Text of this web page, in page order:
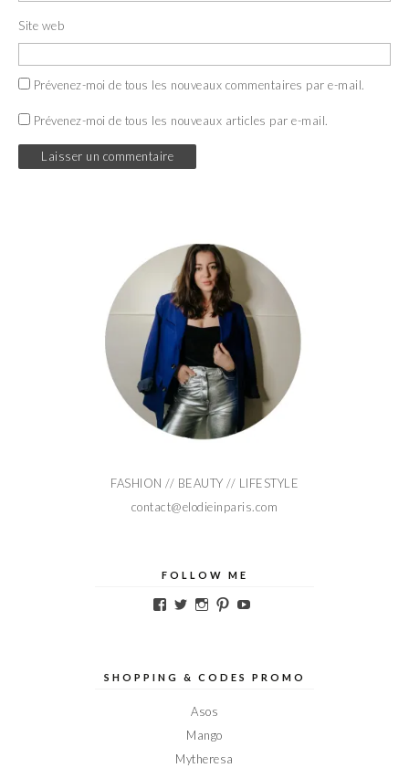
Site web
Prévenez-moi de tous les nouveaux commentaires par e-mail.
Prévenez-moi de tous les nouveaux articles par e-mail.
FASHION // BEAUTY // LIFESTYLE
contact@elodieinparis.com
FOLLOW ME
Voir
sur
Voir
sur
Voir
sur
Voir
sur sur
SHOPPING & CODES PROMO
Asos
Mango
Mytheresa